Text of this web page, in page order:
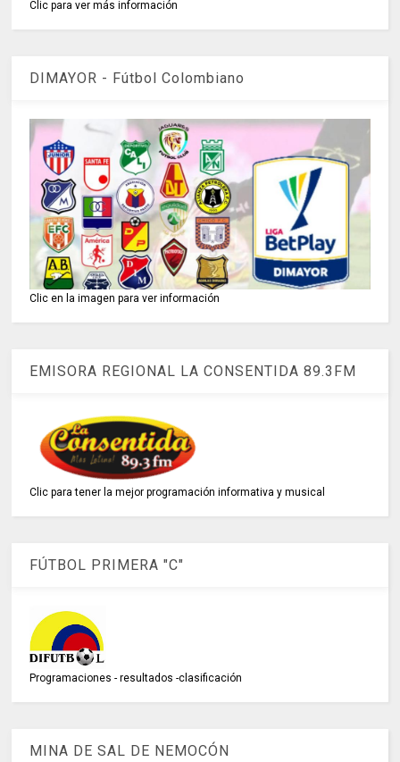
Clic para ver más información
DIMAYOR - Fútbol Colombiano
Clic en la imagen para ver información
EMISORA REGIONAL LA CONSENTIDA 89.3FM
Clic para tener la mejor programación informativa y musical
FÚTBOL PRIMERA "C"
Programaciones - resultados -clasificación
MINA DE SAL DE NEMOCÓN